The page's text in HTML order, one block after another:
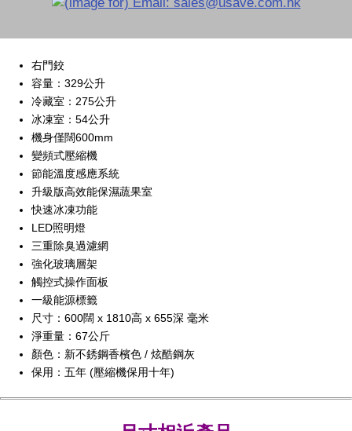
右門鉸
容量：329公升
冷藏室：275公升
冰凍室：54公升
機身僅闊600mm
變頻式壓縮機
節能溫度感應系統
升級版高效能保濕蔬果室
快速冰凍功能
LED照明燈
三重除臭過濾網
強化玻璃層架
觸控式操作面板
一級能源標籤
尺寸：600闊 x 1810高 x 655深 毫米
淨重量：67公斤
顏色：新不銹鋼香檳色 / 炫酷鋼灰
保用：五年 (壓縮機保用十年)